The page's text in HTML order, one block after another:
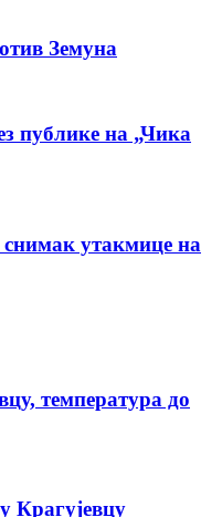
Земуна
публике на „Чика
утакмице на
температура до
Крагујевцу